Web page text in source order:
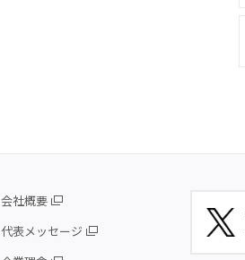
会社概要
代表メッセージ